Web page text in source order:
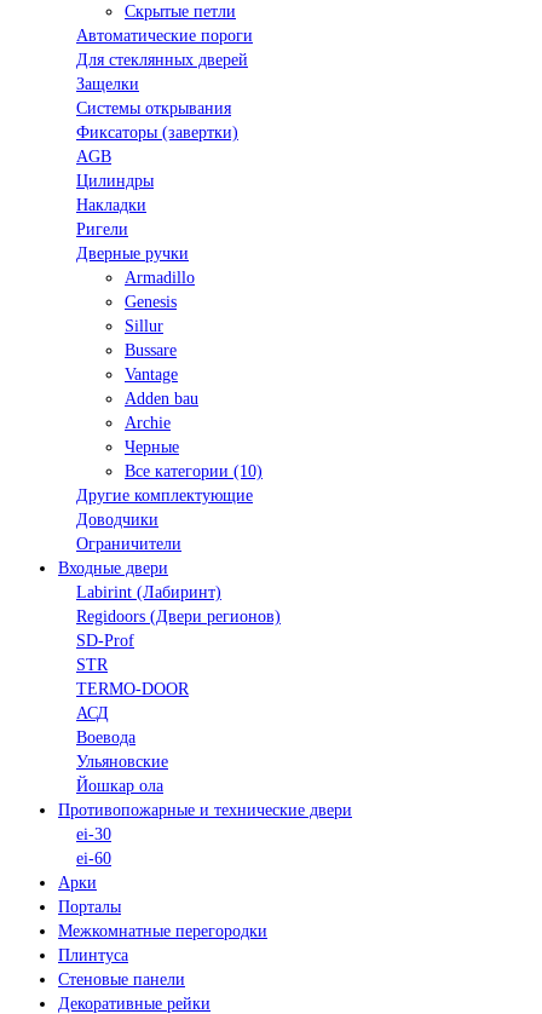
Скрытые петли
Автоматические пороги
Для стеклянных дверей
Защелки
Системы открывания
Фиксаторы (завертки)
AGB
Цилиндры
Накладки
Ригели
Дверные ручки
Armadillo
Genesis
Sillur
Bussare
Vantage
Adden bau
Archie
Черные
Все категории (10)
Другие комплектующие
Доводчики
Ограничители
Входные двери
Labirint (Лабиринт)
Regidoors (Двери регионов)
SD-Prof
STR
TERMO-DOOR
АСД
Воевода
Ульяновские
Йошкар ола
Противопожарные и технические двери
ei-30
ei-60
Арки
Порталы
Межкомнатные перегородки
Плинтуса
Стеновые панели
Декоративные рейки